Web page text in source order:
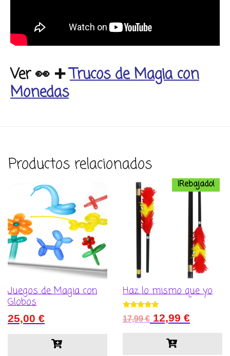
Ver 👀 ➕ Trucos de Magia con
Monedas
Productos relacionados
Juegos de Magia con
Globos
25,00 €
¡Rebajado!
Haz lo mismo que yo
Valorado con
5.00
17,99€ El
original
12,99 €El